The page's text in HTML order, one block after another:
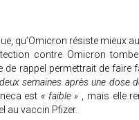
qu’Omicron résiste mieux
contre Omicron
rappel permettrait de faire
semaines après une dose
est « faible »
, mais elle
au vaccin Pfizer.